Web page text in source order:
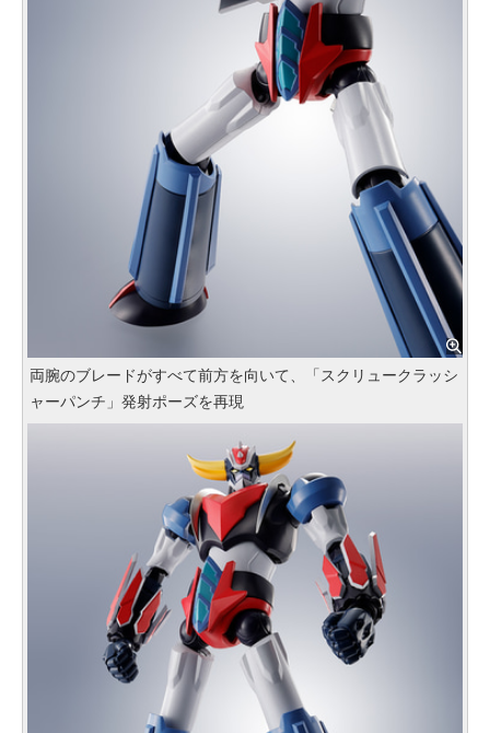
両腕のブレードがすべて前方を向いて、「スクリュークラッシ
ャーパンチ」発射ポーズを再現